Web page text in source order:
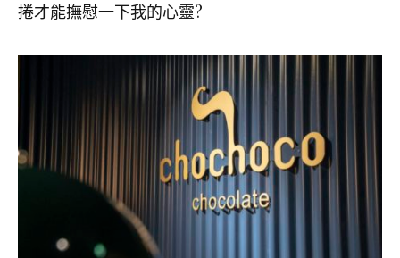
捲才能撫慰一下我的心靈?